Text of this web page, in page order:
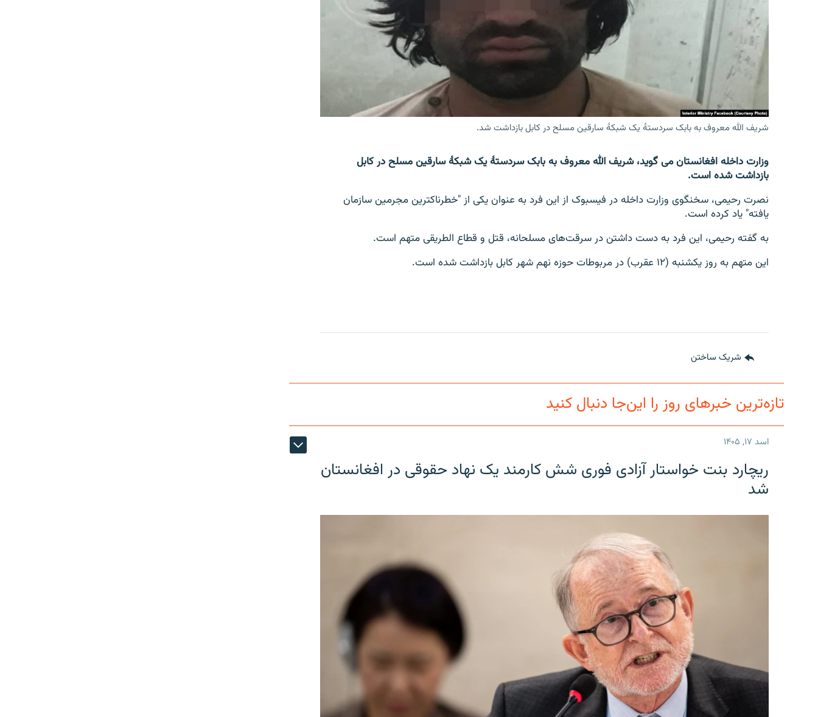
شریف الله معروف به بابک سردستۀ یک شبکۀ سارقین مسلح در کابل بازداشت شد.
وزارت داخله افغانستان می گوید، شریف الله معروف به بابک سردستۀ یک شبکۀ سارقین مسلح در کابل
بازداشت شده است.
نصرت رحیمی، سخنگوی وزارت داخله در فیسبوک از این فرد به عنوان یکی از "خطرناکترین مجرمین سازمان
یافته" یاد کرده است.
به گفته رحیمی، این فرد به دست داشتن در سرقت‌های مسلحانه، قتل و قطاع الطریقی متهم است.
این متهم به روز یکشنبه (۱۲ عقرب) در مربوطات حوزه نهم شهر کابل بازداشت شده است.
شریک ساختن
تازه‌ترین خبرهای روز را این‌جا دنبال کنید
اسد ۱۷, ۱۴۰۵
ریچارد بنت خواستار آزادی فوری شش کارمند یک نهاد حقوقی در افغانستان
شد